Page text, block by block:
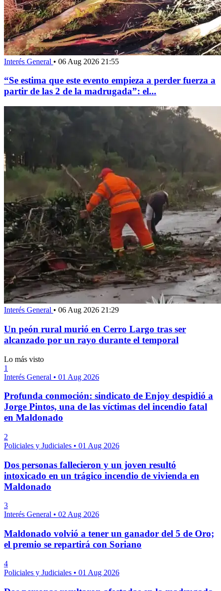
Interés General • 06 Aug 2026 21:55
“Se estima que este evento empieza a perder fuerza a
partir de las 2 de la madrugada”: el...
Interés General • 06 Aug 2026 21:29
Un peón rural murió en Cerro Largo tras ser
alcanzado por un rayo durante el temporal
Lo más visto
1
Interés General • 01 Aug 2026
Profunda conmoción: sindicato de Enjoy despidió a
Jorge Pintos, una de las víctimas del incendio fatal
en Maldonado
2
Policiales y Judiciales • 01 Aug 2026
Dos personas fallecieron y un joven resultó
intoxicado en un trágico incendio de vivienda en
Maldonado
3
Interés General • 02 Aug 2026
Maldonado volvió a tener un ganador del 5 de Oro;
el premio se repartirá con Soriano
4
Policiales y Judiciales • 01 Aug 2026